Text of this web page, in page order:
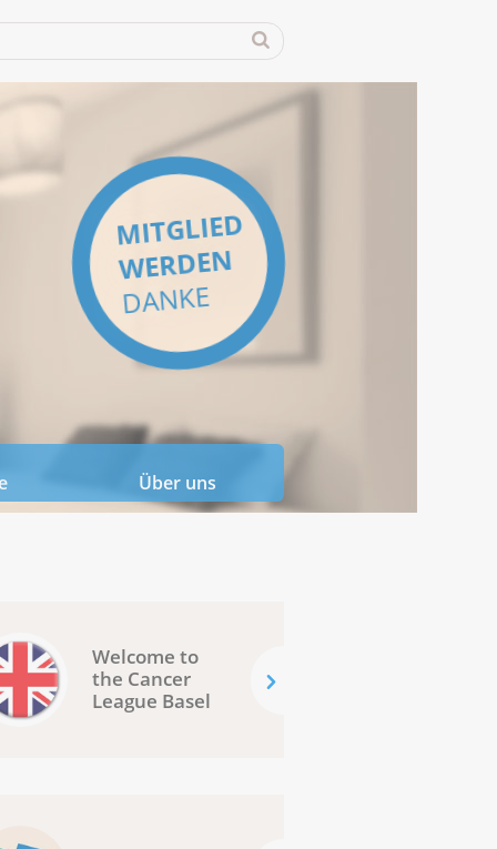
MITGLIED
WERDEN
DANKE
Über uns
Welcome to
the Cancer
League Basel